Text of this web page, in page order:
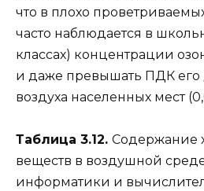
что в плохо
часто наблюдается в
классах) концентрации
и даже превышать ПДК его
воздуха населенных мест
Таблица 3.12. Содержание
веществ в воздушной
информатики и